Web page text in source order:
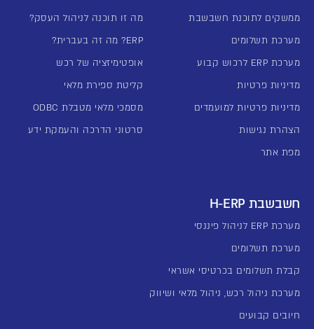
ממשקים לתוכנת חשבשבת
מערכת תשלומים
מערכת ERP לרכוש קבוע
מדיניות פרטיות
מדיניות פרטיות למועמדים
הצהרת נגישות
מפת אתר
מה זו תוכנה לניהול העסק?
ERP? מה זה בעברית?
אופטימיזציה של רכש
קליטת ספירת מלאי
מסמכי מלאי מטבלת ODBC
סרטוני הדרכה והעמקת ידע
חשבשבת H-ERP
מערכת ERP לניהול פיננסי
מערכת תשלומים
קבלת תשלומים בכרטיסי אשראי
מערכת ניהול רכש, ניהול מלאי ושיווק
חיובים קבועים